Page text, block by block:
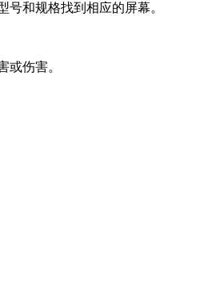
和规格找到相应的屏幕。
或伤害。